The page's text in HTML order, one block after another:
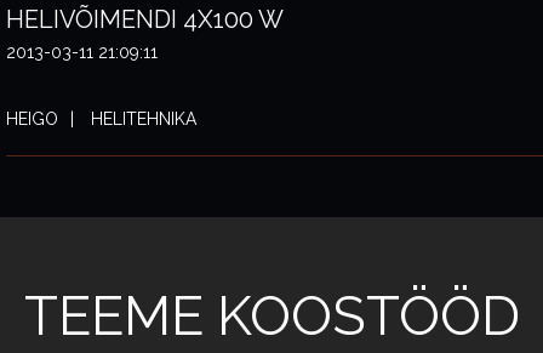
HELIVÕIMENDI 4X100 W
2013-03-11 21:09:11
HEIGO HELITEHNIKA
TEEME KOOSTÖÖD